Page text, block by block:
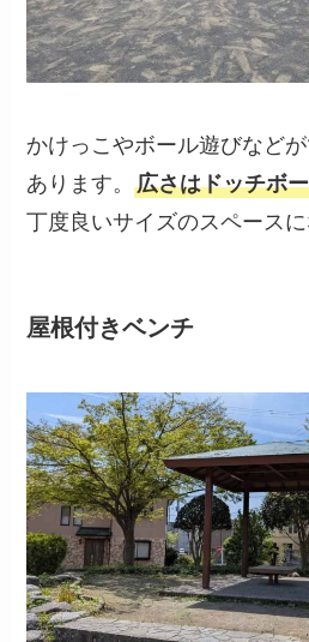
かけっこやボール遊びなど
あります。広さはドッチボ
丁度良いサイズのスペースに
屋根付きベンチ